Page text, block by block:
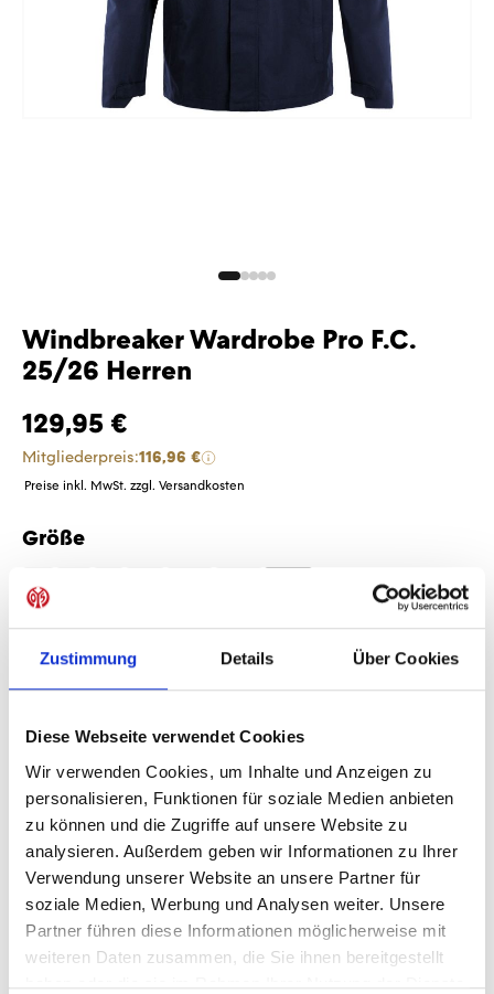
Zustimmung Details Über Cookies
Diese Webseite verwendet Cookies
Wir verwenden Cookies, um Inhalte und Anzeigen zu
personalisieren, Funktionen für soziale Medien anbieten
zu können und die Zugriffe auf unsere Website zu
analysieren. Außerdem geben wir Informationen zu Ihrer
Verwendung unserer Website an unsere Partner für
soziale Medien, Werbung und Analysen weiter. Unsere
Partner führen diese Informationen möglicherweise mit
weiteren Daten zusammen, die Sie ihnen bereitgestellt
haben oder die sie im Rahmen Ihrer Nutzung der Dienste
Windbreaker Wardrobe Pro F.C.
25/26 Herren
129,95 €
Mitgliederpreis:116,96 €
Preise inkl. MwSt. zzgl. Versandkosten
Größe
auswählen
S
Produkt Anzahl: Gib den gewünschten
Sofort verfügbar, Lieferzeit: 5-7 Tage
IN DEN WARENKORB
Produktdetails